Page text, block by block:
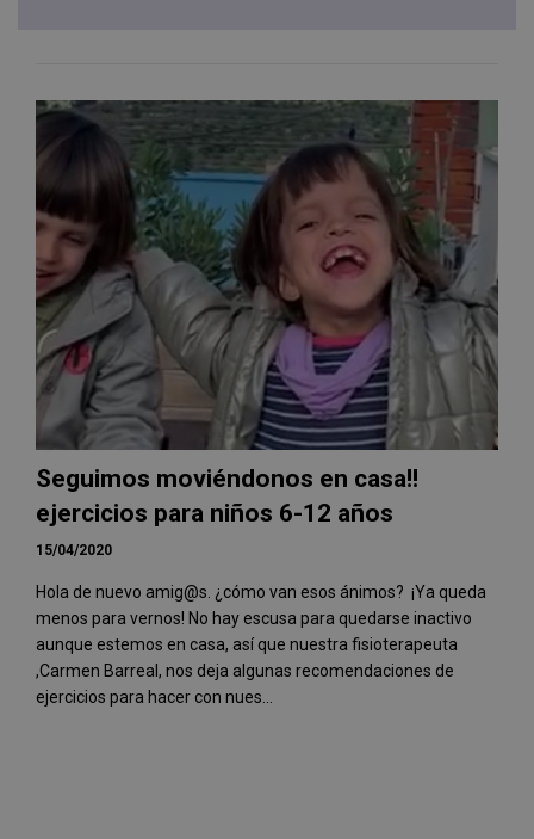
Seguimos moviéndonos en casa!!
ejercicios para niños 6-12 años
15/04/2020
Hola de nuevo amig@s. ¿cómo van esos ánimos? ¡Ya queda
menos para vernos! No hay escusa para quedarse inactivo
aunque estemos en casa, así que nuestra fisioterapeuta
,Carmen Barreal, nos deja algunas recomendaciones de
ejercicios para hacer con nues...